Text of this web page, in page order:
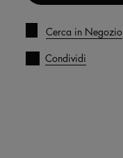
Cerca in Negozio
Condividi